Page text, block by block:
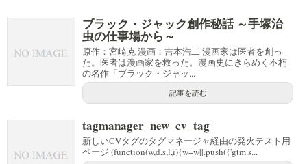
ブラック・ジャック創作秘話 ～手塚治
虫の仕事場から～
原作：宮崎克 漫画：吉本浩二 漫画家は医者を創っ
た。医者は漫画家を救った。漫画史にきらめく不朽
の名作「ブラック・ジャッ...
記事を読む
tagmanager_new_cv_tag
新しいCVタグのタグマネージャ経由の発火テスト用
ページ (function(w,d,s,l,i){w=w||.push({'gtm.s...